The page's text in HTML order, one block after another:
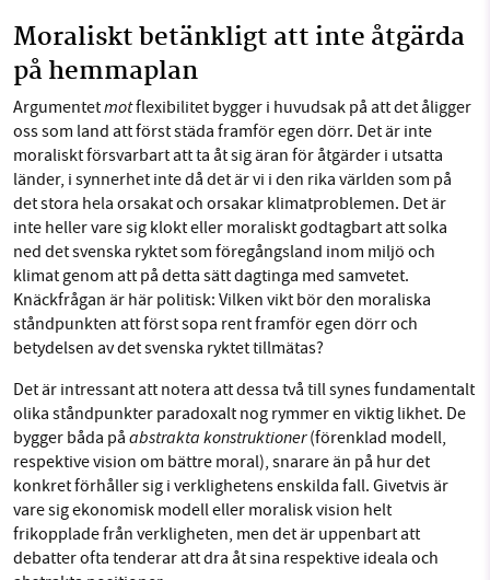
Moraliskt betänkligt att inte åtgärda
på hemmaplan
Argumentetmotflexibilitet bygger i huvudsak på att det åligger
oss som land att först städa framför egen dörr. Det är inte
moraliskt försvarbart att ta åt sig äran för åtgärder i utsatta
länder, i synnerhet inte då det är vi i den rika världen som på
det stora hela orsakat och orsakar klimatproblemen. Det är
inte heller vare sig klokt eller moraliskt godtagbart att solka
ned det svenska ryktet som föregångsland inom miljö och
klimat genom att på detta sätt dagtinga med samvetet.
Knäckfrågan är här politisk: Vilken vikt bör den moraliska
ståndpunkten att först sopa rent framför egen dörr och
betydelsen av det svenska ryktet tillmätas?
Det är intressant att notera att dessa två till synes fundamentalt
olika ståndpunkter paradoxalt nog rymmer en viktig likhet. De
bygger båda på abstrakta konstruktioner(förenklad modell,
respektive vision om bättre moral), snarare än på hur det
konkret förhåller sig i verklighetens enskilda fall. Givetvis är
vare sig ekonomisk modell eller moralisk vision helt
frikopplade från verkligheten, men det är uppenbart att
debatter ofta tenderar att dra åt sina respektive ideala och